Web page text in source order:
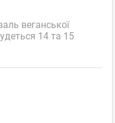
веганської
14 та 15